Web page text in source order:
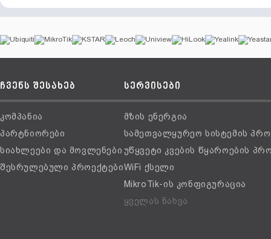
ჩვენს შესახებ
კომპანია
პარტნიორები
სიახლეები და მოვლენები
შესრულებული პროექტები
სერვისები
მზის ენერგია
სამეთვალყურეო სისტემის
უწყვეტი კვების წყაროების
WiFi ქსელი
MikroTik-ის კონფიგურაცია
ყველას ნახვა